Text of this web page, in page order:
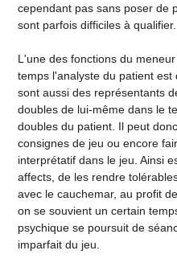
cependant pas sans poser de
sont parfois difficiles à qualifier.
L'une des fonctions du
temps l'analyste du patient
sont aussi des représentants
doubles de lui-même dans le
doubles du patient. Il peut
consignes de jeu ou encore
interprétatif dans le jeu. Ainsi
affects, de les rendre
avec le cauchemar, au profit
on se souvient un certain
psychique se poursuit de
imparfait du jeu.